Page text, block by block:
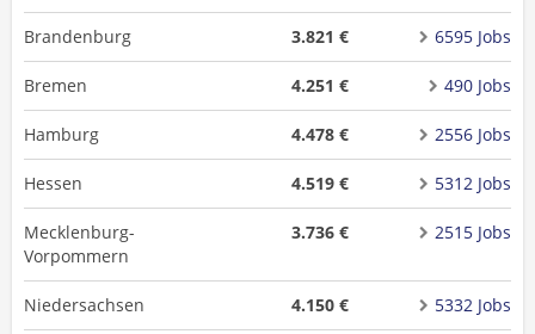
Brandenburg 3.821 € 6595 Jobs
Bremen 4.251 € 490 Jobs
Hamburg 4.478 € 2556 Jobs
Hessen 4.519 € 5312 Jobs
Mecklenburg-
Vorpommern
3.736 € 2515 Jobs
Niedersachsen 4.150 € 5332 Jobs